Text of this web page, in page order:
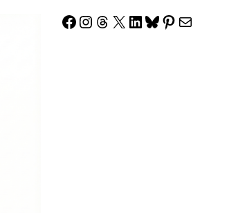
Facebook
Instagram
Threads
X LinkedIn
Bluesky
Pinterest
Correo electrónico